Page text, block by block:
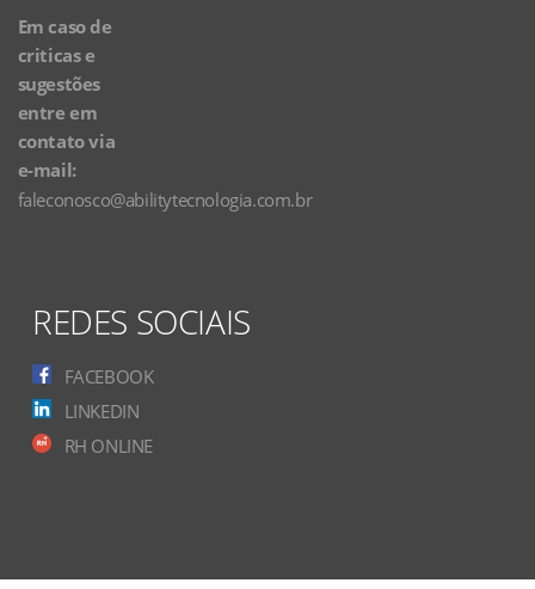
Em caso de
criticas e
sugestões
entre em
contato via
e-mail:
faleconosco@abilitytecnologia.com.br
REDES SOCIAIS
FACEBOOK
LINKEDIN
RH ONLINE